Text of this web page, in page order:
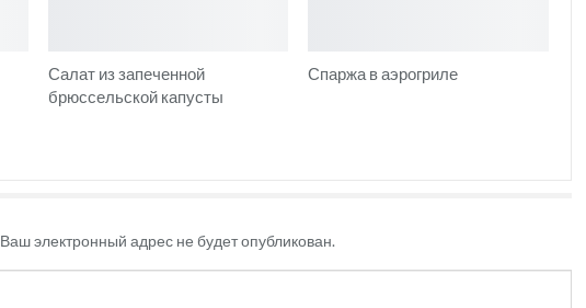
Салат из запеченной
брюссельской капусты
Спаржа в аэрогриле
Ваш электронный адрес не будет опубликован.